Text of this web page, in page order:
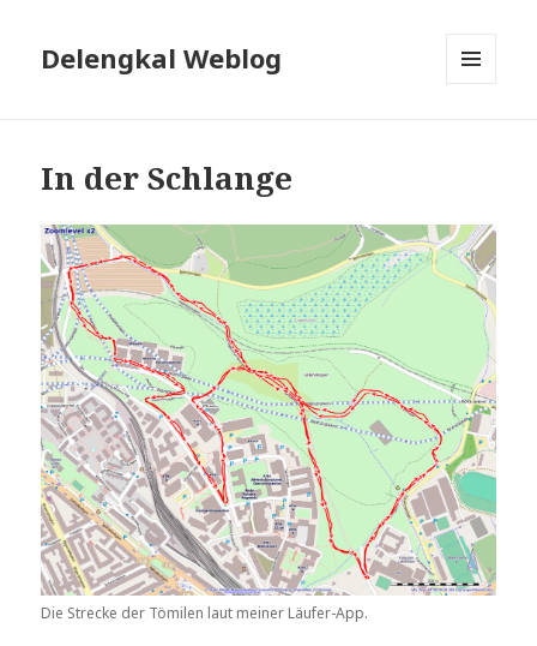
Delengkal Weblog
In der Schlange
Die Strecke der Tömilen laut meiner Läufer-App.